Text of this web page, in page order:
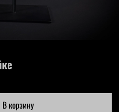
В корзину